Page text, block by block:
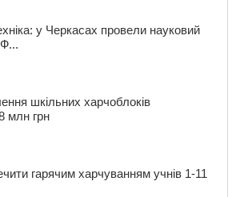
у Черкасах провели науковий
шкільних харчоблоків
млн грн
гарячим харчуванням учнів 1-11